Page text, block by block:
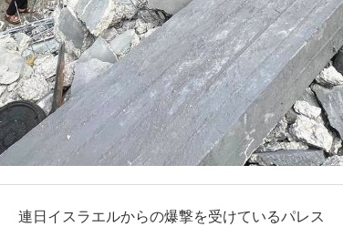
連日イスラエルからの爆撃を受けているパレス